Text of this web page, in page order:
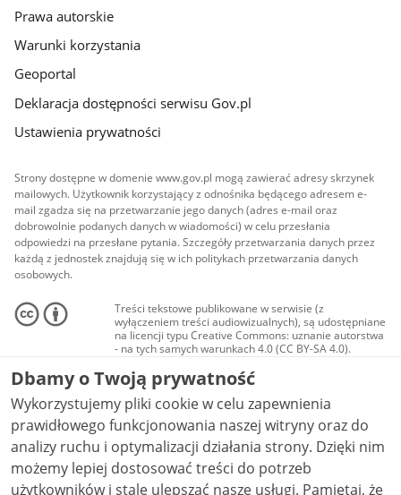
Prawa autorskie
Warunki korzystania
Geoportal
Deklaracja dostępności serwisu Gov.pl
Ustawienia prywatności
Strony dostępne w domenie www.gov.pl mogą zawierać adresy skrzynek
mailowych. Użytkownik korzystający z odnośnika będącego adresem e-
mail zgadza się na przetwarzanie jego danych (adres e-mail oraz
dobrowolnie podanych danych w wiadomości) w celu przesłania
odpowiedzi na przesłane pytania. Szczegóły przetwarzania danych przez
każdą z jednostek znajdują się w ich politykach przetwarzania danych
osobowych.
Treści tekstowe publikowane w serwisie (z
wyłączeniem treści audiowizualnych), są udostępniane
na licencji typu Creative Commons: uznanie autorstwa
- na tych samych warunkach 4.0 (CC BY-SA 4.0).
Materiały audiowizualne, w tym zdjęcia, materiały
audio i wideo, są udostępniane na licencji typu
Creative Commons: uznanie autorstwa użycie
niekomercyjne - bez utworów zależnych 4.0 (CC BY-
NC-ND 4.0), o ile nie jest to stwierdzone inaczej.
Dbamy o Twoją prywatność
Wykorzystujemy pliki cookie w celu zapewnienia
prawidłowego funkcjonowania naszej witryny oraz do
analizy ruchu i optymalizacji działania strony. Dzięki nim
możemy lepiej dostosować treści do potrzeb
użytkowników i stale ulepszać nasze usługi. Pamiętaj, że